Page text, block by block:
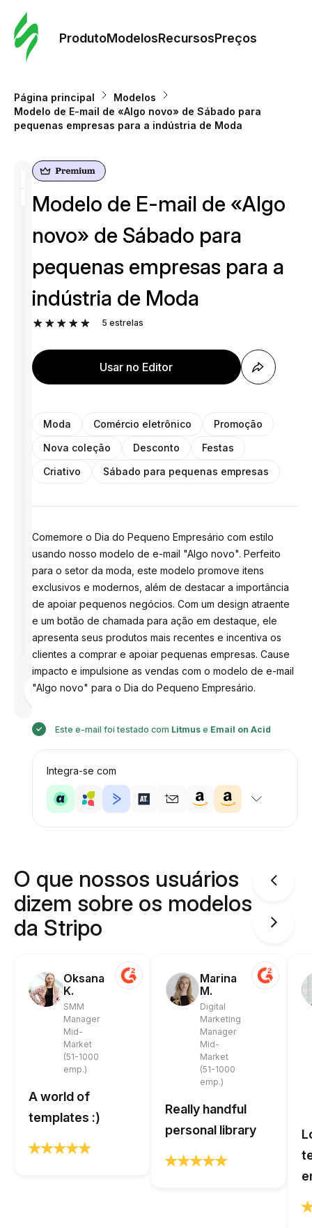
ProdutoModelosRecursosPreços
Página principal
Modelos
Modelo de E-mail de «Algo novo» de Sábado para
pequenas empresas para a indústria de Moda
por
Modelo de E-mail de «Algo
novo» de Sábado para
pequenas empresas para a
indústria de Moda
5 estrelas
Usar no Editor
Moda Comércio eletrônico
Promoção
Nova coleção
Desconto
Festas
Criativo
Sábado para pequenas empresas
Comemore o Dia do Pequeno Empresário com estilo
usando nosso modelo de e-mail "Algo novo". Perfeito
para o setor da moda, este modelo promove itens
exclusivos e modernos, além de destacar a importância
de apoiar pequenos negócios. Com um design atraente
e um botão de chamada para ação em destaque, ele
apresenta seus produtos mais recentes e incentiva os
clientes a comprar e apoiar pequenas empresas. Cause
impacto e impulsione as vendas com o modelo de e-mail
"Algo novo" para o Dia do Pequeno Empresário.
Este e-mail foi testado com Litmuse Email on Acid
Integra-se com
O que nossos usuários
dizem sobre os modelos
da Stripo
Oksana
K.
SMM
Manager
Mid-
Market
(51-1000
emp.)
A world of
templates :)
Marina
M.
Digital
Marketing
Manager
Mid-
Market
(51-1000
emp.)
Really handful
personal library